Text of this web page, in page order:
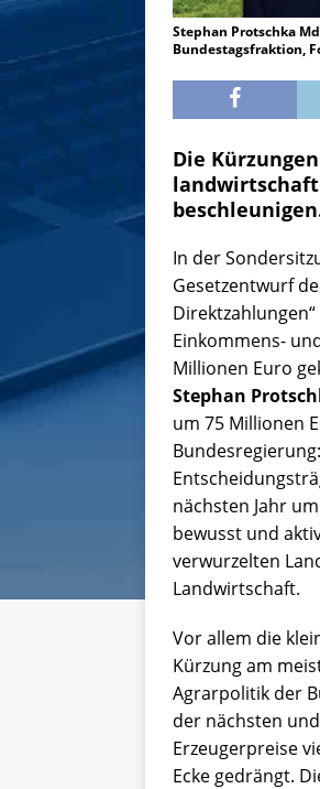
Stephan Protschka
Bundestagsfraktion,
Die
In der
Gesetzentwurf
Einkommens-
Millionen Euro
Stephan
um 75 Millionen
nächsten Jahr
bewusst und
verwurzelten
Landwirtschaft.
Vor allem die
Kürzung am
Agrarpolitik der
der nächsten
Erzeugerpreise
Ecke gedrängt.